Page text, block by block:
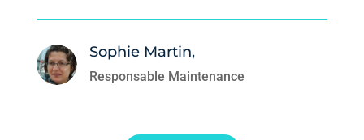
Sophie Martin,
Responsable Maintenance